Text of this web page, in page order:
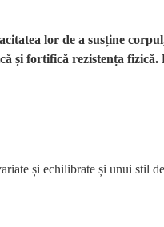
lor de a susține
și fortifică rezistența
și echilibrate și unui stil